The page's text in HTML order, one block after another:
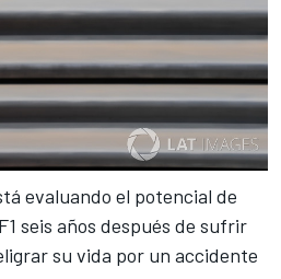
evaluando el potencial de
seis años después de sufrir
su vida por un accidente